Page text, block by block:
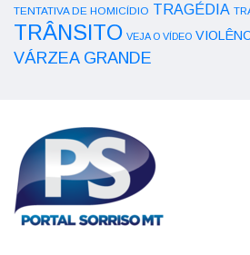
TENTATIVA DE HOMICÍDIO TRAGÉDIA
TRÂNSITO VEJA O VÍDEO
VÁRZEA GRANDE